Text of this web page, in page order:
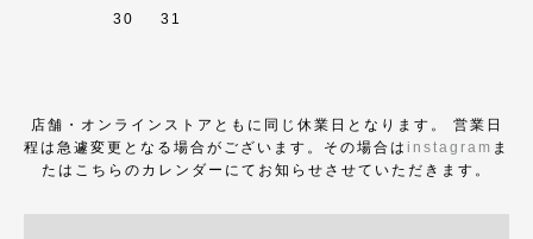
30 31
店舗・オンラインストアともに同じ休業日となります。 営業日
程は急遽変更となる場合がございます。その場合は instagram ま
たはこちらのカレンダーにてお知らせさせていただきます。